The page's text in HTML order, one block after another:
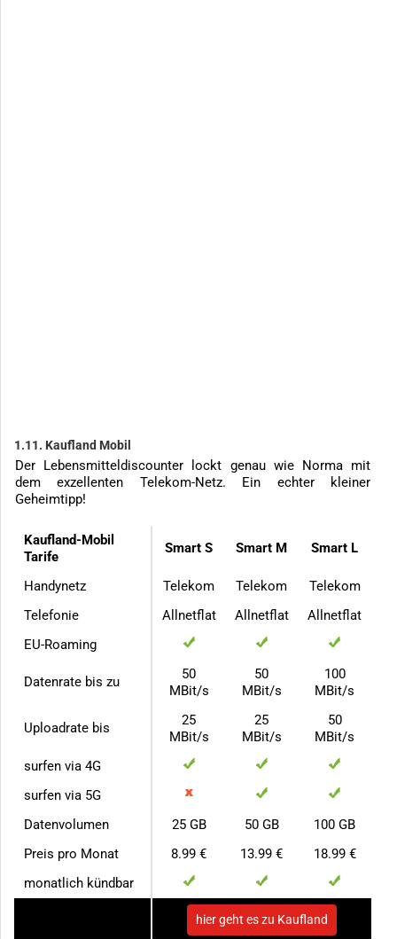
1.11. Kaufland Mobil
Der Lebensmitteldiscounter lockt genau wie Norma mit
dem exzellenten Telekom-Netz. Ein echter kleiner
Geheimtipp!
Kaufland-Mobil
Tarife
Smart S Smart M Smart L
Handynetz Telekom Telekom
Telekom
Telefonie
Allnetflat Allnetflat
Allnetflat
EU-Roaming
Datenrate bis zu
50
MBit/s
50
MBit/s
100
MBit/s
Uploadrate bis
25
MBit/s
25
MBit/s
50
MBit/s
surfen via 4G
surfen via 5G
Datenvolumen
25 GB 50 GB
100 GB
Preis pro Monat
8.99 € 13.99 €
18.99 €
monatlich kündbar
hier geht es zu Kaufland